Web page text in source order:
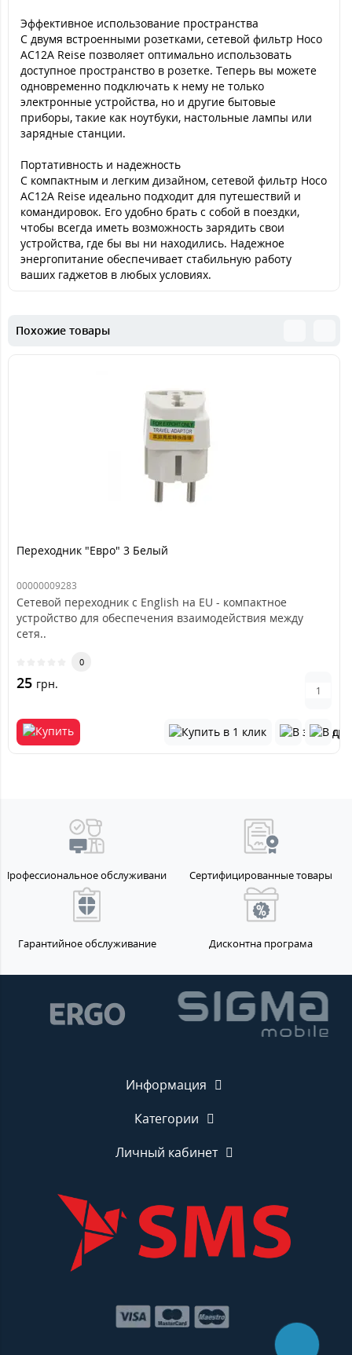
Эффективное использование пространства
С двумя встроенными розетками, сетевой фильтр Hoco
AC12A Reise позволяет оптимально использовать
доступное пространство в розетке. Теперь вы можете
одновременно подключать к нему не только
электронные устройства, но и другие бытовые
приборы, такие как ноутбуки, настольные лампы или
зарядные станции.
Портативность и надежность
С компактным и легким дизайном, сетевой фильтр Hoco
AC12A Reise идеально подходит для путешествий и
командировок. Его удобно брать с собой в поездки,
чтобы всегда иметь возможность зарядить свои
устройства, где бы вы ни находились. Надежное
энергопитание обеспечивает стабильную работу
ваших гаджетов в любых условиях.
Похожие товары
Переходник "Евро" 3 Белый
00000009283
Сетевой переходник с English на EU - компактное
устройство для обеспечения взаимодействия между
сетя..
0
25 грн.
Профессиональное обслуживание Сертифицированные товары
Гарантийное обслуживание Дисконтна програма
Информация
Категории
Личный кабинет